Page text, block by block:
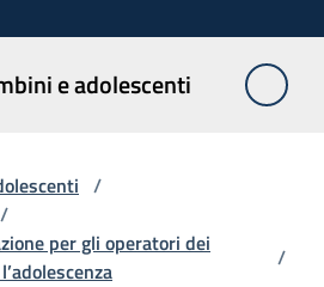
e adolescenti
/
/
per gli operatori dei
/